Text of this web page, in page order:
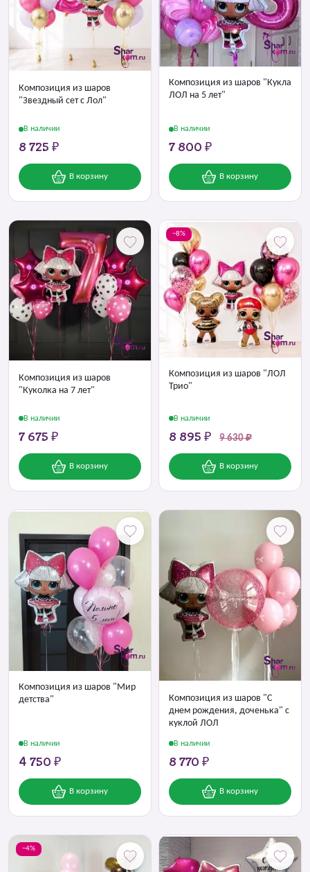
Композиция из шаров
"Звездный сет с Лол"
В наличии
8 725 ₽
В корзину
Композиция из шаров "Кукла
ЛОЛ на 5 лет"
В наличии
7 800 ₽
В корзину
Композиция из шаров
"Куколка на 7 лет"
В наличии
7 675 ₽
В корзину
−8%
Композиция из шаров "ЛОЛ
Трио"
В наличии
8 895 ₽ 9 630 ₽
В корзину
Композиция из шаров "Мир
детства"
В наличии
4 750 ₽
В корзину
Композиция из шаров "С
днем рождения, доченька" с
куклой ЛОЛ
В наличии
8 770 ₽
В корзину
−4%